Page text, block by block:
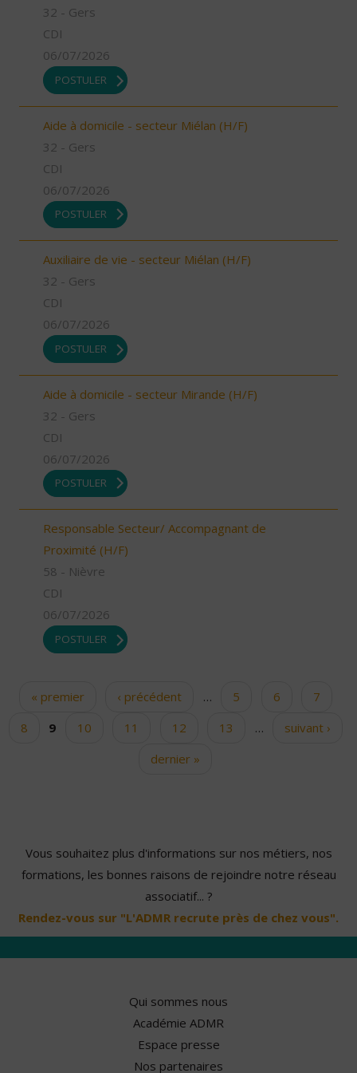
32 - Gers
CDI
06/07/2026
POSTULER
Aide à domicile - secteur Miélan (H/F)
32 - Gers
CDI
06/07/2026
POSTULER
Auxiliaire de vie - secteur Miélan (H/F)
32 - Gers
CDI
06/07/2026
POSTULER
Aide à domicile - secteur Mirande (H/F)
32 - Gers
CDI
06/07/2026
POSTULER
Responsable Secteur/ Accompagnant de
Proximité (H/F)
58 - Nièvre
CDI
06/07/2026
POSTULER
Pages« premier ‹ précédent … 5 6
7
8
9 10 11 12 13 …
suivant ›
dernier »
Vous souhaitez plus d'informations sur nos métiers, nos
formations, les bonnes raisons de rejoindre notre réseau
associatif... ?
Rendez-vous sur "L'ADMR recrute près de chez vous".
Qui sommes nous
Académie ADMR
Espace presse
Nos partenaires